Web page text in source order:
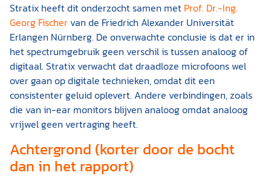
Stratix heeft dit onderzocht samen met Prof. Dr.-Ing.
Georg Fischer van de Friedrich Alexander Universität
Erlangen Nürnberg. De onverwachte conclusie is dat er in
het spectrumgebruik geen verschil is tussen analoog of
digitaal. Stratix verwacht dat draadloze microfoons wel
over gaan op digitale technieken, omdat dit een
consistenter geluid oplevert. Andere verbindingen, zoals
die van in-ear monitors blijven analoog omdat analoog
vrijwel geen vertraging heeft.
Achtergrond (korter door de bocht
dan in het rapport)